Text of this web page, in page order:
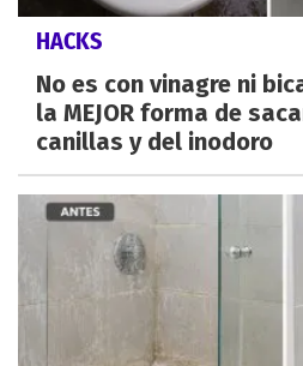
HACKS
No es con vinagre ni
la MEJOR forma de
canillas y del inodoro